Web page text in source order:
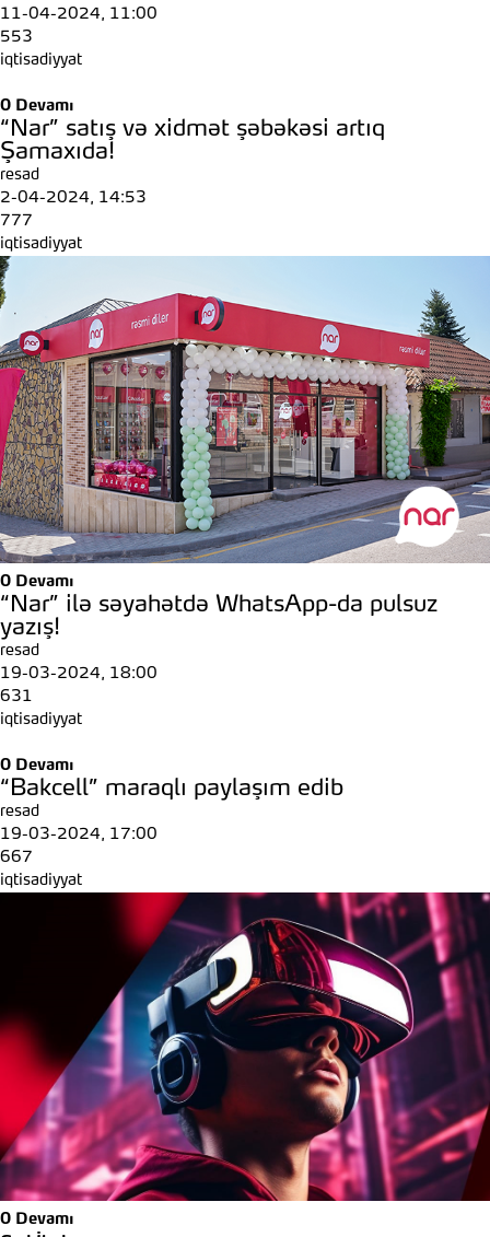
11-04-2024, 11:00
553
iqtisadiyyat
0 Devamı
“Nar” satış və xidmət şəbəkəsi artıq
Şamaxıda!
resad
2-04-2024, 14:53
777
iqtisadiyyat
0 Devamı
“Nar” ilə səyahətdə WhatsApp-da pulsuz
yazış!
resad
19-03-2024, 18:00
631
iqtisadiyyat
0 Devamı
“Bakcell” maraqlı paylaşım edib
resad
19-03-2024, 17:00
667
iqtisadiyyat
0 Devamı